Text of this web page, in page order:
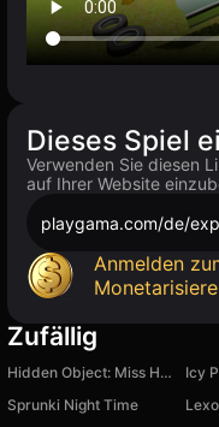
Dieses Spiel
Verwenden Sie diesen
auf Ihrer Website
playgama.com/de/
Anmelden
Zufällig
Hidden Object: Miss Holmes and her cat
Sprunki Night Time